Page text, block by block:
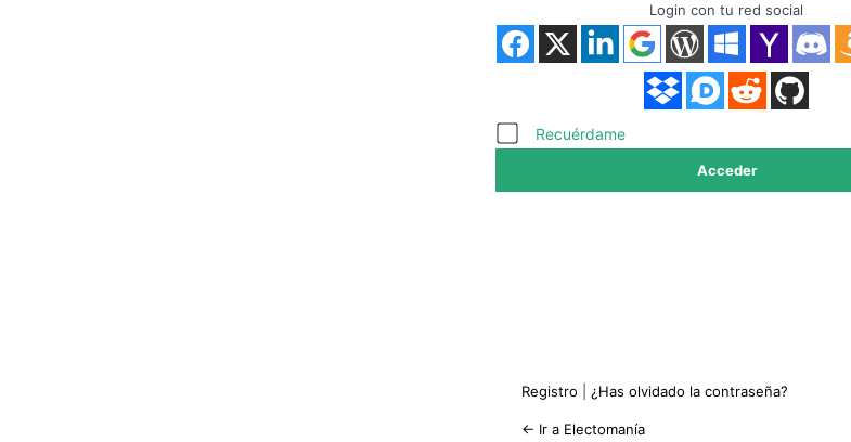
Acceder
Login con tu red social
Recuérdame
Registro ¿Has olvidado la contraseña?
← Ir a Electomanía